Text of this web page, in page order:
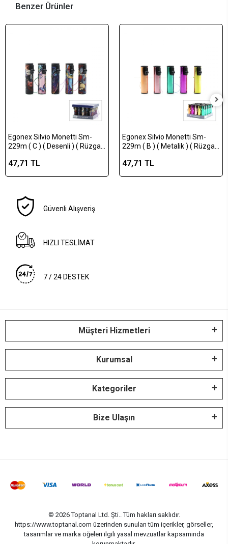
Benzer Ürünler
Egonex Silvio Monetti Sm-
229m ( C ) ( Desenli ) ( Rüzgar
47,71 TL
Egonex Silvio Monetti Sm-
229m ( B ) ( Metalik ) ( Rüzgar
47,71 TL
Güvenli Alışveriş
HIZLI TESLİMAT
7 / 24 DESTEK
Müşteri Hizmetleri
Kurumsal
Kategoriler
Bize Ulaşın
© 2026 Toptanal Ltd. Şti.. Tüm hakları saklıdır.
https://www.toptanal.com üzerinden sunulan tüm içerikler, görseller,
tasarımlar ve marka öğeleri ilgili yasal mevzuatlar kapsamında